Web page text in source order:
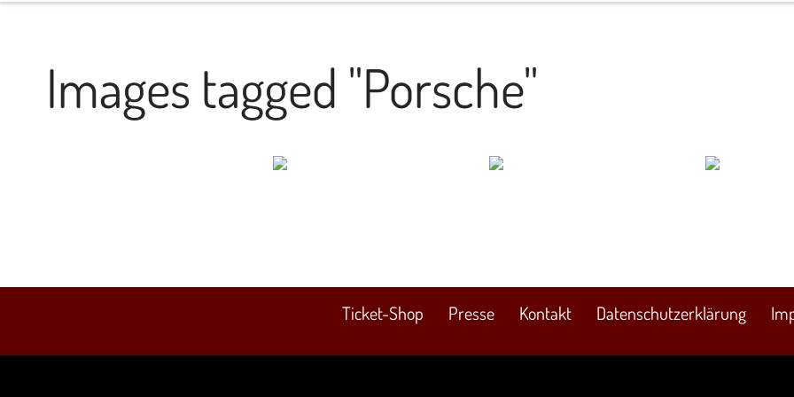
ACI Experience
Images tagged "Porsche"
Ticket-Shop Presse Kontakt Datenschutzerklärung